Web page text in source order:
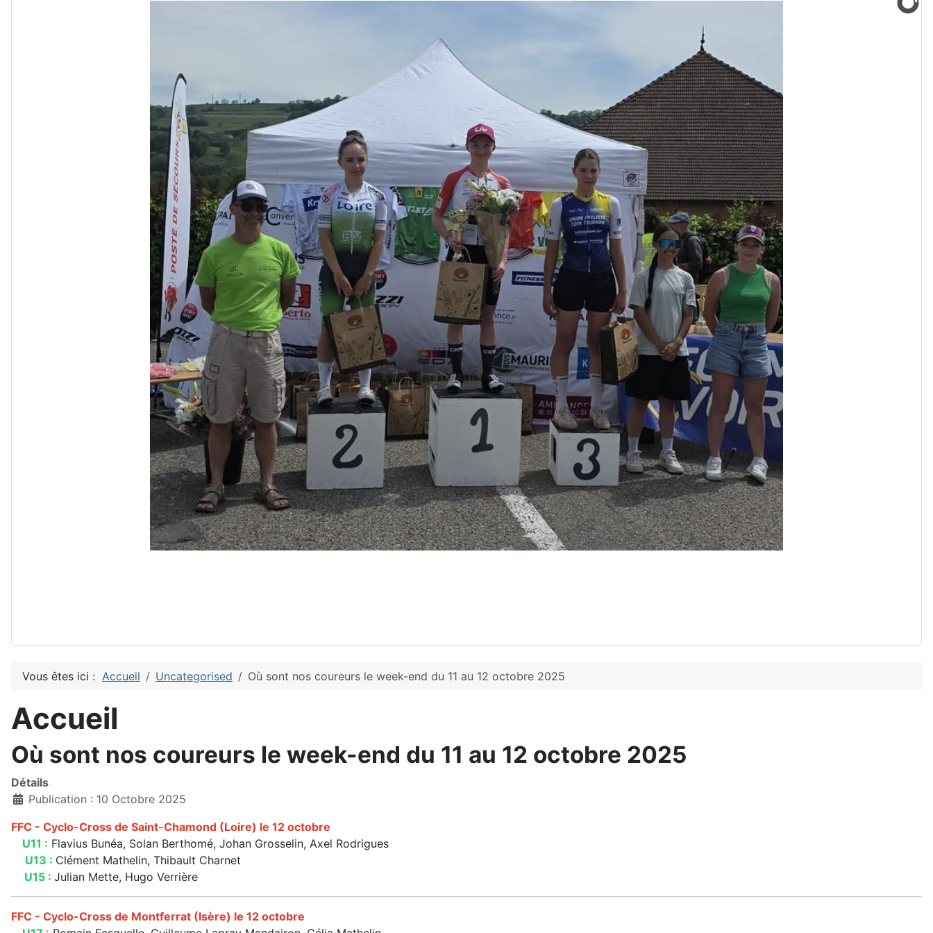
Vous êtes ici : Accueil Uncategorised Où sont nos coureurs le week-end du 11 au 12 octobre 2025
Accueil
Où sont nos coureurs le week-end du 11 au 12 octobre 2025
Détails
Publication : 10 Octobre 2025
FFC - Cyclo-Cross de Saint-Chamond (Loire) le 12 octobre
U11 : Flavius Bunéa, Solan Berthomé, Johan Grosselin, Axel Rodrigues
U13 : Clément Mathelin, Thibault Charnet
U15 : Julian Mette, Hugo Verrière
FFC - Cyclo-Cross de Montferrat (Isère) le 12 octobre